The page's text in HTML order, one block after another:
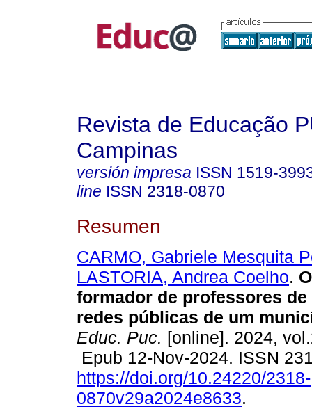
Revista de Educação
Campinas
versión impresa ISSN 1519-
line ISSN 2318-0870
Resumen
CARMO, Gabriele Mesquita
LASTORIA, Andrea Coelho.
formador de professores de
redes públicas de um
Educ. Puc. [online]. 2024,
Epub 12-Nov-2024. ISSN
https://doi.org/10.24220/2318-
0870v29a2024e8633.